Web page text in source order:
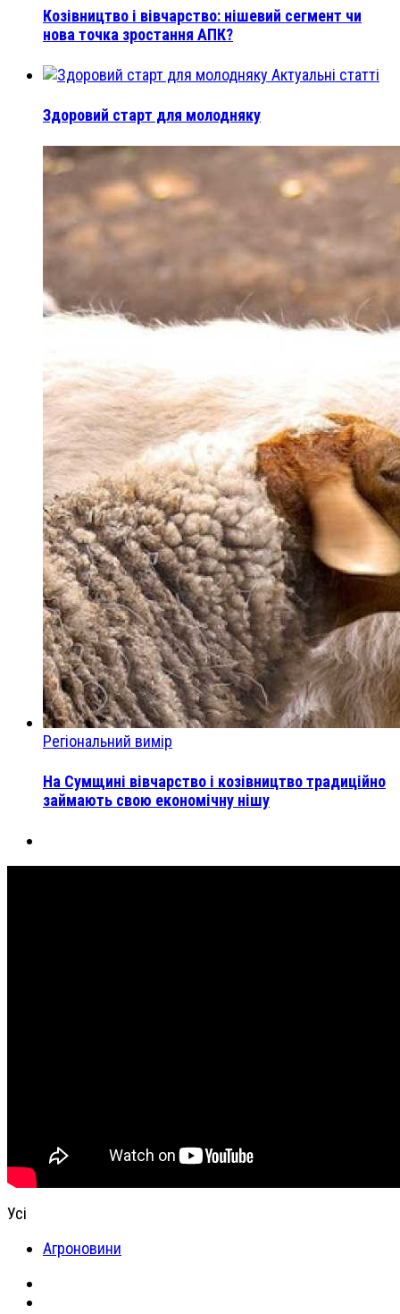
Козівництво і вівчарство: нішевий сегмент чи
нова точка зростання АПК?
Актуальні статті
Здоровий старт для молодняку
Регіональний вимір
На Сумщині вівчарство і козівництво традиційно
займають свою економічну нішу
Усі
Агроновини